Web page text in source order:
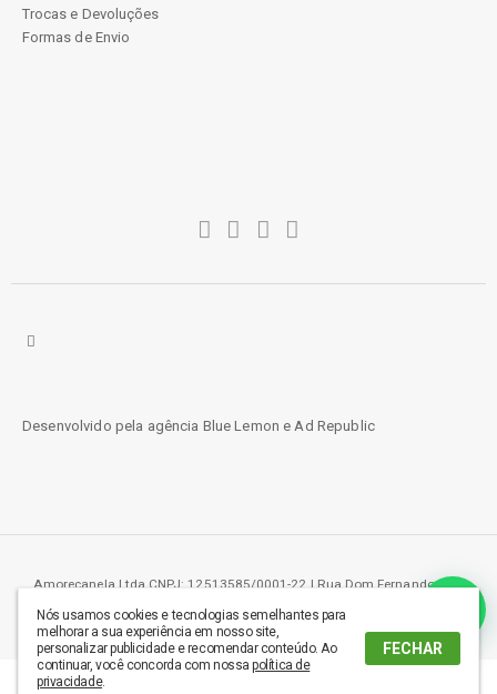
Trocas e Devoluções
Formas de Envio
Desenvolvido pela agência Blue Lemon e Ad Republic
Amorecanela Ltda CNPJ: 12513585/0001-22 | Rua Dom Fernando 219,
Aeroporto - Londrina, PR - 86036-000
Nós usamos cookies e tecnologias semelhantes para
melhorar a sua experiência em nosso site,
personalizar publicidade e recomendar conteúdo. Ao
continuar, você concorda com nossapolítica de
privacidade.
FECHAR